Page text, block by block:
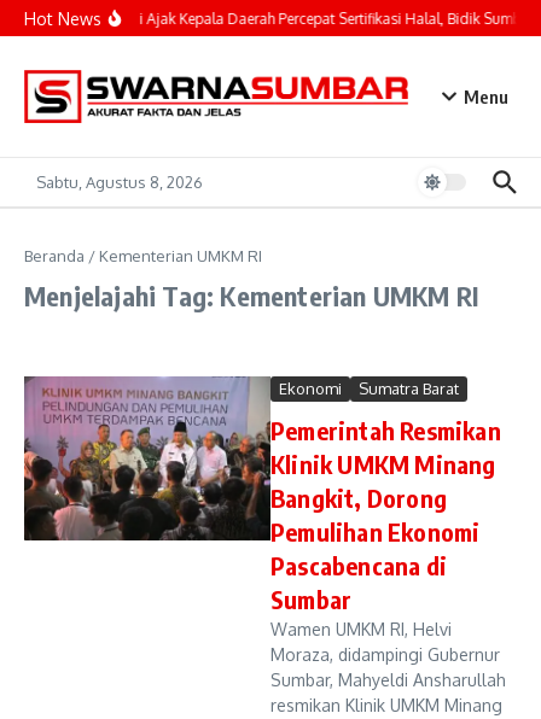
Lewati ke konten
Hot NewsMahyeldi Ajak Kepala Daerah Percepat Sertifikasi Halal, Bidik Sumbar
Menu
Sabtu, Agustus 8, 2026
Beranda / Kementerian UMKM RI
Menjelajahi Tag: Kementerian UMKM RI
Ekonomi Sumatra Barat
Pemerintah Resmikan
Klinik UMKM Minang
Bangkit, Dorong
Pemulihan Ekonomi
Pascabencana di
Sumbar
Wamen UMKM RI, Helvi
Moraza, didampingi Gubernur
Sumbar, Mahyeldi Ansharullah
resmikan Klinik UMKM Minang